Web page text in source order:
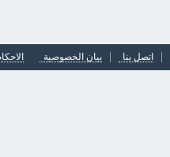
اتصل بنا بيان الخصوصية